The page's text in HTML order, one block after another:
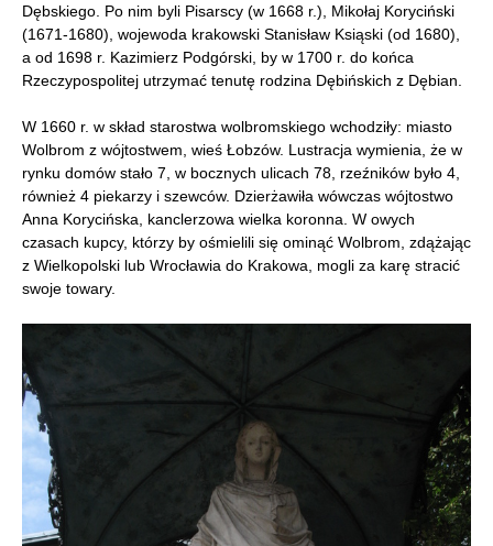
Dębskiego. Po nim byli Pisarscy (w 1668 r.), Mikołaj Koryciński
(1671-1680), wojewoda krakowski Stanisław Ksiąski (od 1680),
a od 1698 r. Kazimierz Podgórski, by w 1700 r. do końca
Rzeczypospolitej utrzymać tenutę rodzina Dębińskich z Dębian.
W 1660 r. w skład starostwa wolbromskiego wchodziły: miasto
Wolbrom z wójtostwem, wieś Łobzów. Lustracja wymienia, że w
rynku domów stało 7, w bocznych ulicach 78, rzeźników było 4,
również 4 piekarzy i szewców. Dzierżawiła wówczas wójtostwo
Anna Korycińska, kanclerzowa wielka koronna. W owych
czasach kupcy, którzy by ośmielili się ominąć Wolbrom, zdążając
z Wielkopolski lub Wrocławia do Krakowa, mogli za karę stracić
swoje towary.